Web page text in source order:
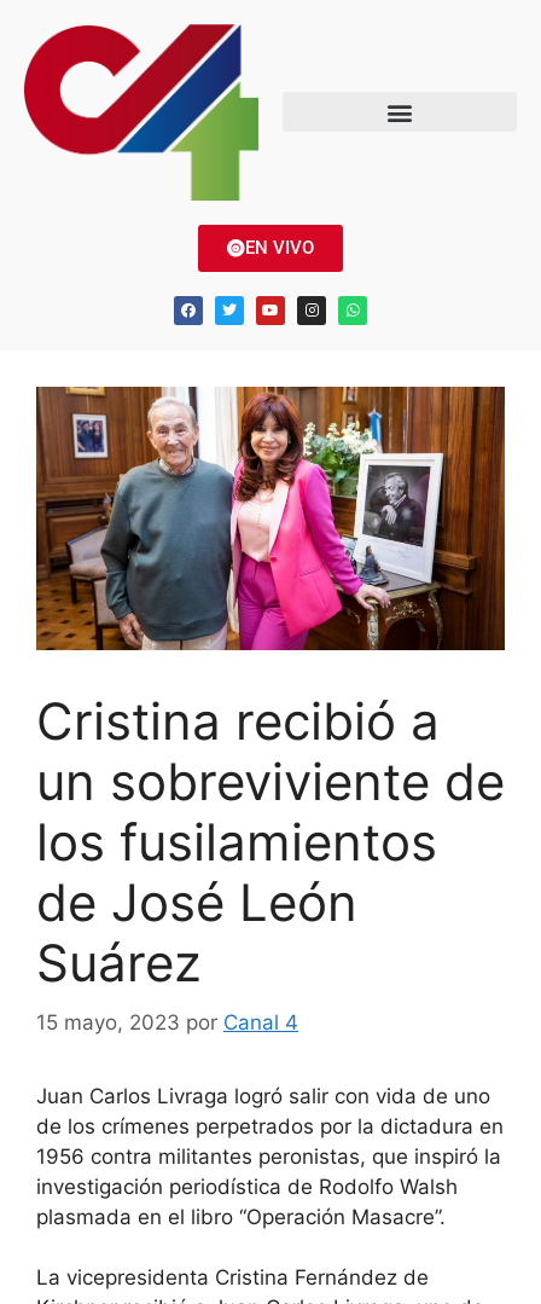
EN VIVO
Cristina recibió a
un sobreviviente de
los fusilamientos
de José León
Suárez
15 mayo, 2023 por Canal 4
Juan Carlos Livraga logró salir con vida de uno
de los crímenes perpetrados por la dictadura en
1956 contra militantes peronistas, que inspiró la
investigación periodística de Rodolfo Walsh
plasmada en el libro “Operación Masacre”.
La vicepresidenta Cristina Fernández de